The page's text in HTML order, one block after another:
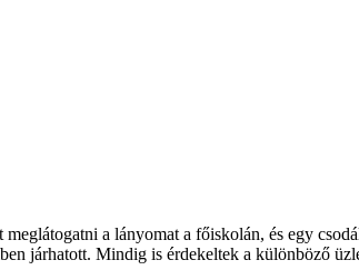
meglátogatni a lányomat a főiskolán, és egy
járhatott. Mindig is érdekeltek a különböző